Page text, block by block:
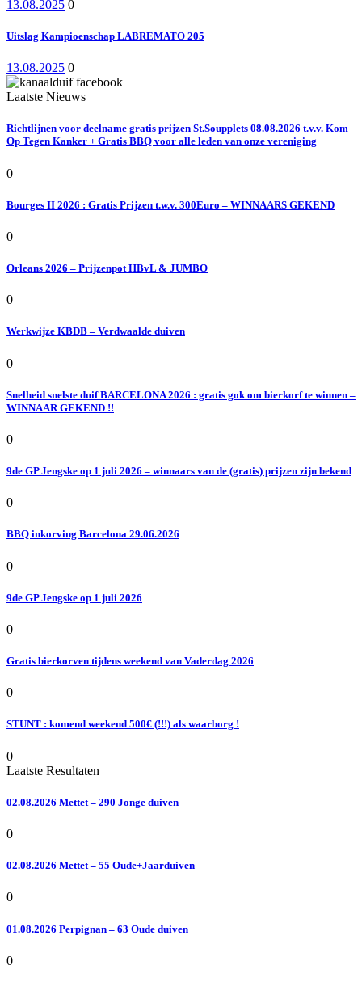
13.08.2025 0
Uitslag Kampioenschap LABREMATO 205
13.08.2025 0
Laatste Nieuws
Richtlijnen voor deelname gratis prijzen St.Soupplets 08.08.2026 t.v.v. Kom
Op Tegen Kanker + Gratis BBQ voor alle leden van onze vereniging
0
Bourges II 2026 : Gratis Prijzen t.w.v. 300Euro – WINNAARS GEKEND
0
Orleans 2026 – Prijzenpot HBvL & JUMBO
0
Werkwijze KBDB – Verdwaalde duiven
0
Snelheid snelste duif BARCELONA 2026 : gratis gok om bierkorf te winnen –
WINNAAR GEKEND !!
0
9de GP Jengske op 1 juli 2026 – winnaars van de (gratis) prijzen zijn bekend
0
BBQ inkorving Barcelona 29.06.2026
0
9de GP Jengske op 1 juli 2026
0
Gratis bierkorven tijdens weekend van Vaderdag 2026
0
STUNT : komend weekend 500€ (!!!) als waarborg !
0
Laatste Resultaten
02.08.2026 Mettet – 290 Jonge duiven
0
02.08.2026 Mettet – 55 Oude+Jaarduiven
0
01.08.2026 Perpignan – 63 Oude duiven
0